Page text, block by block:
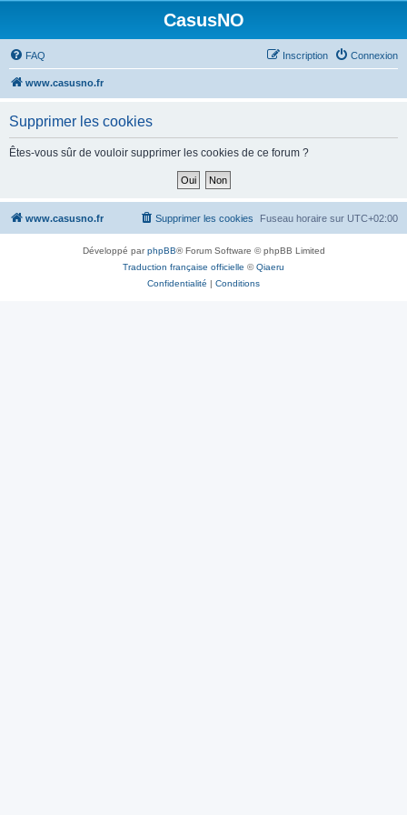
CasusNO
FAQ Connexion
Inscription
www.casusno.fr
Supprimer les cookies
Êtes-vous sûr de vouloir supprimer les cookies de ce forum ?
www.casusno.fr Fuseau horaire sur UTC+02:00
Supprimer les cookies
Développé parphpBB® Forum Software © phpBB Limited
Traduction française officielle ©Qiaeru
Confidentialité | Conditions